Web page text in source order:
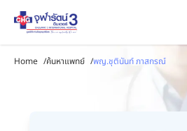
Home /ค้นหาแพทย์ / พญ.ชุตินันท์ ภาสกรณ์